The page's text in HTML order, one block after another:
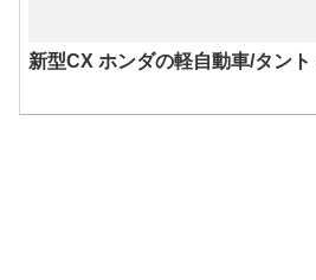
新型CX ホンダの軽自動車/タン